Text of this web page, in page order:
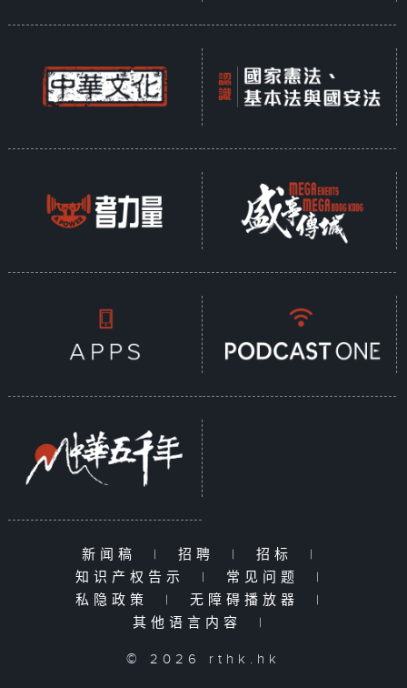
新闻稿 | 招聘 | 招标
|
知识产权告示
| 常见问题
|
私隐政策
| 无障碍播放器
|
其他语言内容
|
© 2026 rthk.hk